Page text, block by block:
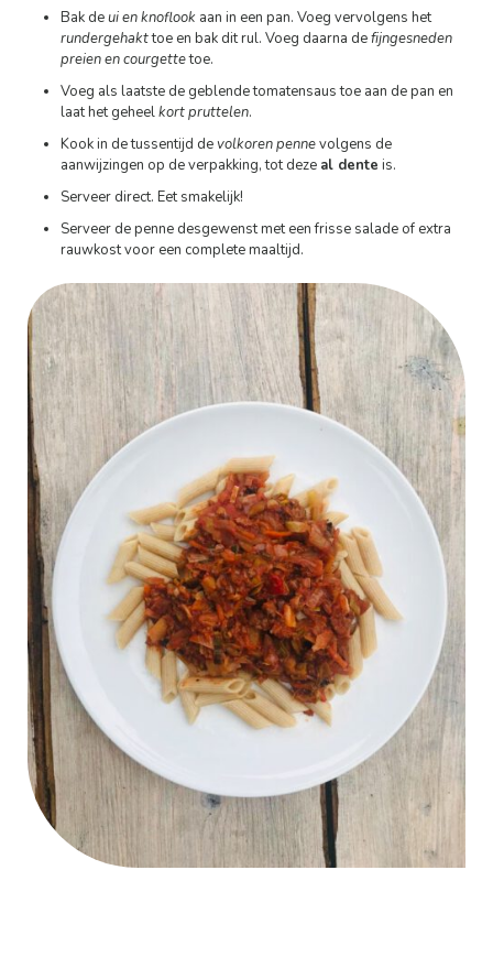
Bak deui en knoflook aan in een pan. Voeg vervolgens het
rundergehakttoe en bak dit rul. Voeg daarna defijngesneden
preien en courgettetoe.
Voeg als laatste de geblende tomatensaus toe aan de pan en
laat het geheelkort pruttelen.
Kook in de tussentijd devolkoren pennevolgens de
aanwijzingen op de verpakking, tot deze al dente is.
Serveer direct. Eet smakelijk!
Serveer de penne desgewenst met een frisse salade of extra
rauwkost voor een complete maaltijd.